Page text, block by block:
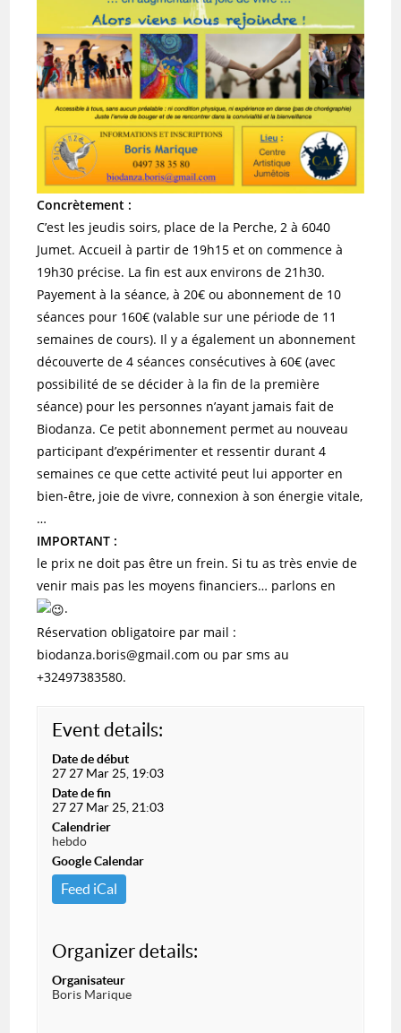
Concrètement :
C’est les jeudis soirs, place de la Perche, 2 à 6040
Jumet. Accueil à partir de 19h15 et on commence à
19h30 précise. La fin est aux environs de 21h30.
Payement à la séance, à 20€ ou abonnement de 10
séances pour 160€ (valable sur une période de 11
semaines de cours). Il y a également un abonnement
découverte de 4 séances consécutives à 60€ (avec
possibilité de se décider à la fin de la première
séance) pour les personnes n’ayant jamais fait de
Biodanza. Ce petit abonnement permet au nouveau
participant d’expérimenter et ressentir durant 4
semaines ce que cette activité peut lui apporter en
bien-être, joie de vivre, connexion à son énergie vitale,
…
IMPORTANT :
le prix ne doit pas être un frein. Si tu as très envie de
venir mais pas les moyens financiers… parlons en
.
Réservation obligatoire par mail :
biodanza.boris@gmail.com ou par sms au
+32497383580.
Event details:
Date de début
27 27 Mar 25, 19:03
Date de fin
27 27 Mar 25, 21:03
Calendrier
hebdo
Google Calendar
Feed iCal
Organizer details:
Organisateur
Boris Marique